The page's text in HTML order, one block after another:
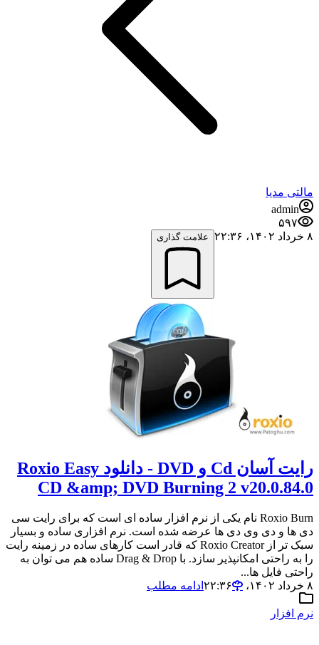
مالتی مدیا
admin
۵۹۷
۸ خرداد ۱۴۰۲،‏ ۲۲:۳۶
علامت گذاری
رایت آسان Cd و DVD - دانلود Roxio Easy
CD &amp; DVD Burning 2 v20.0.84.0
Roxio Burn نام یکی از نرم افزار ساده ای است که برای رایت سی
دی ها و دی وی دی ها عرضه شده است. نرم افزاری ساده و بسیار
سبک تر از Roxio Creator که قادر است کارهای ساده در زمینه رایت
را به راحتی امکانپذیر سازد. با Drag & Drop ساده هم می توان به
راحتی فایل ها...
۸ خرداد ۱۴۰۲،‏ ۲۲:۳۶
ادامه مطلب
نرم افزار